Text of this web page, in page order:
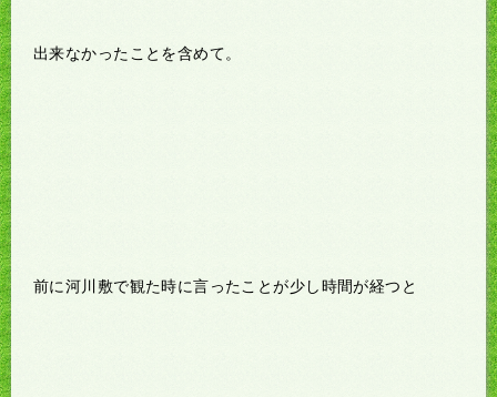
出来なかったことを含めて。
前に河川敷で観た時に言ったことが少し時間が経つと